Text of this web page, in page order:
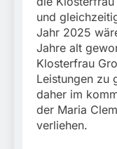
und
Jahr 2025
Jahre alt
Klosterfrau
Leistungen zu
daher im
der Maria
verliehen.